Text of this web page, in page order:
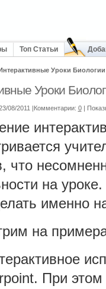
Топ Статьи
Уроки
Уроки
08/2011 |Комментарии: 0 |
что
на
именно
на
При